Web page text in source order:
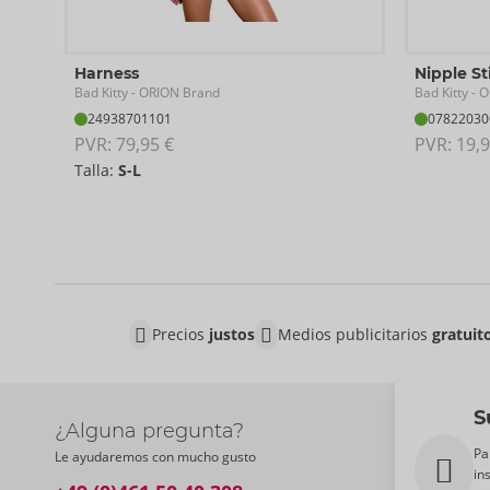
Harness
Bad Kitty- ORION Brand
24938701101
PVR: 79,95 €
Talla: S-L
Nipple
Bad Kitty-
PVR:
Precios justos Medios publicitarios
¿Alguna pregunta?
Le ayudaremos con mucho gusto